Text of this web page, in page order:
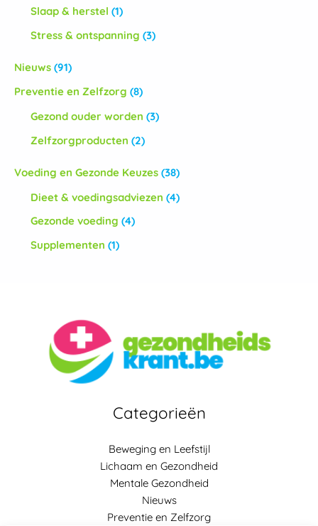
Slaap & herstel (1)
Stress & ontspanning (3)
Nieuws (91)
Preventie en Zelfzorg (8)
Gezond ouder worden (3)
Zelfzorgproducten (2)
Voeding en Gezonde Keuzes (38)
Dieet & voedingsadviezen (4)
Gezonde voeding (4)
Supplementen (1)
Categorieën
Beweging en Leefstijl
Lichaam en Gezondheid
Mentale Gezondheid
Nieuws
Preventie en Zelfzorg